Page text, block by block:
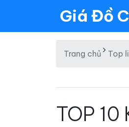
Giá Đồ
Trang chủ Top
TOP